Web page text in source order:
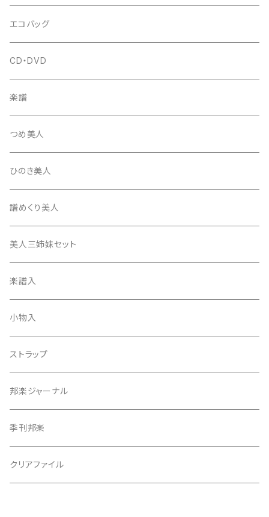
箏柱
柱入
平柱入
三角柱入
琴台
13絃用琴台（低）
13絃用琴台（高）
桐柱箱
消音フェルト
はつね糸
地唄駒
長唄駒
糸駒入
爪駒入
撥入
一丁撥入
三角撥入（ファスナー式）
撥
長唄・民謡撥
地唄撥
撥さや
撥滑り止めゴム
ひざゴム・胴ゴム・おひざもと
天神袋
天神巾着
指すり
つぼシール
撥皮・撥皮のり
胴板
立奏用譜面台
調子笛・音叉
チューナー・メトロノーム
エコバッグ
CD・DVD
楽譜
つめ美人
ひのき美人
譜めくり美人
美人三姉妹セット
楽譜入
小物入
ストラップ
邦楽ジャーナル
季刊邦楽
クリアファイル